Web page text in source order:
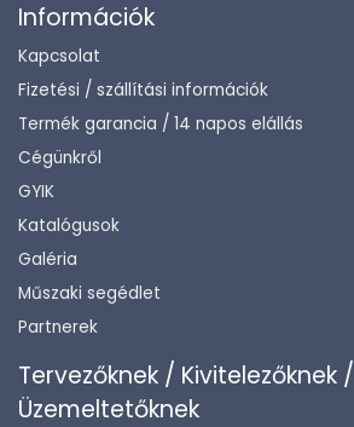
Információk
Kapcsolat
Fizetési / szállítási információk
Termék garancia / 14 napos elállás
Cégünkről
GYIK
Katalógusok
Galéria
Műszaki segédlet
Partnerek
Tervezőknek / Kivitelezőknek /
Üzemeltetőknek